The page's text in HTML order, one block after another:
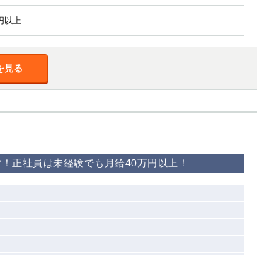
以上
見る
正社員は未経験でも月給40万円以上！
川越
獨協大学前＜草
加松原＞
北浦和（西口）